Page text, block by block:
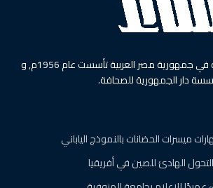
هي أول جريدة مسائية في جمهورية مصر العربية تأسست عام 1956م, و
دار الجمهورية للصحافة.
ميسرات الحضانات بالنموذج الياباني
الهادئ للصين في أفريقيا